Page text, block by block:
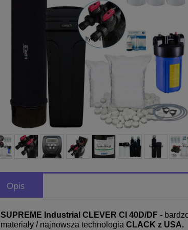
Opis
SUPREME Industrial CLEVER CI 40D/DF -
materiały / najnowsza technologia CLACK z USA.